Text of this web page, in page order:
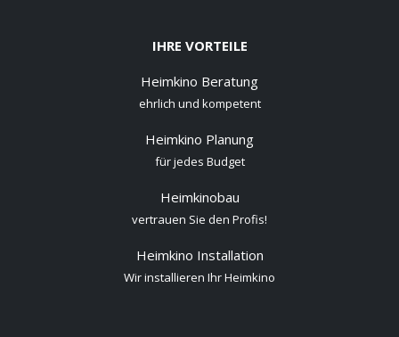
IHRE VORTEILE
Heimkino Beratung
ehrlich und kompetent
Heimkino Planung
für jedes Budget
Heimkinobau
vertrauen Sie den Profis!
Heimkino Installation
Wir installieren Ihr Heimkino